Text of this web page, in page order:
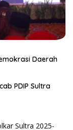
Daerah
PDIP Sultra